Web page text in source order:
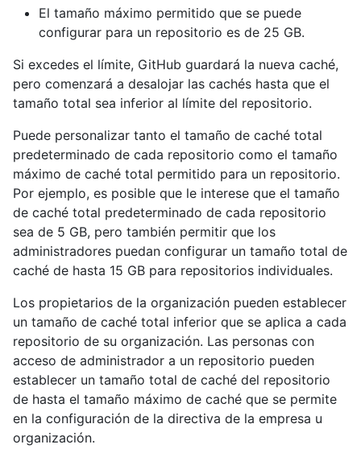
El tamaño máximo permitido que se puede
configurar para un repositorio es de 25 GB.
Si excedes el límite, GitHub guardará la nueva caché,
pero comenzará a desalojar las cachés hasta que el
tamaño total sea inferior al límite del repositorio.
Puede personalizar tanto el tamaño de caché total
predeterminado de cada repositorio como el tamaño
máximo de caché total permitido para un repositorio.
Por ejemplo, es posible que le interese que el tamaño
de caché total predeterminado de cada repositorio
sea de 5 GB, pero también permitir que los
administradores puedan configurar un tamaño total de
caché de hasta 15 GB para repositorios individuales.
Los propietarios de la organización pueden establecer
un tamaño de caché total inferior que se aplica a cada
repositorio de su organización. Las personas con
acceso de administrador a un repositorio pueden
establecer un tamaño total de caché del repositorio
de hasta el tamaño máximo de caché que se permite
en la configuración de la directiva de la empresa u
organización.